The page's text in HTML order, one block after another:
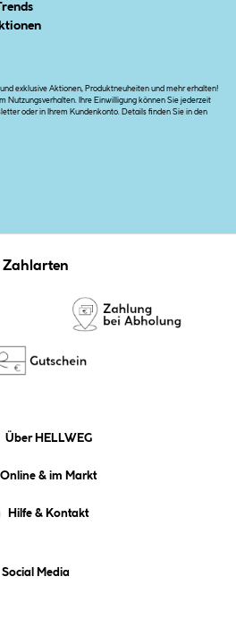
exklusive Aktionen, Produktneuheiten und mehr erhalten!
Nutzungsverhalten. Ihre Einwilligung können Sie jederzeit
oder in Ihrem Kundenkonto. Details finden Sie in den
Zahlarten
Über HELLWEG
Online & im Markt
Hilfe & Kontakt
Social Media